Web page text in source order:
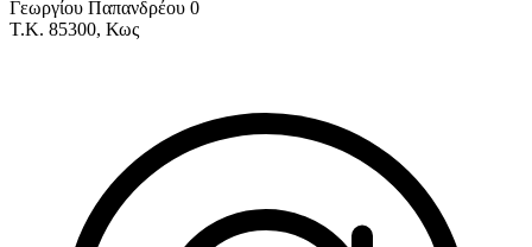
Γεωργίου Παπανδρέου 0
Τ.Κ. 85300, Κως